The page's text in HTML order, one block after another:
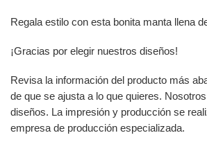
Regala estilo con esta bonita manta llena
¡Gracias por elegir nuestros diseños!
Revisa la información del producto más
de que se ajusta a lo que quieres.
diseños. La impresión y producción se
empresa de producción especializada.